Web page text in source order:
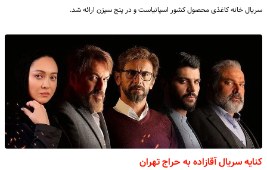
سریال خانه کاغذی محصول کشور اسپانیاست و در پنج سیزن ارائه شد.
کنایه سریال آقازاده به حراج تهران